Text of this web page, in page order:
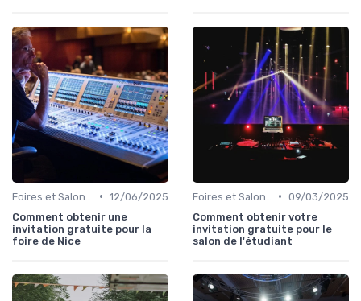
• 12/06/2025
Comment obtenir une
invitation gratuite pour la
foire de Nice
• 09/03/2025
Comment obtenir votre
invitation gratuite pour le
salon de l'étudiant